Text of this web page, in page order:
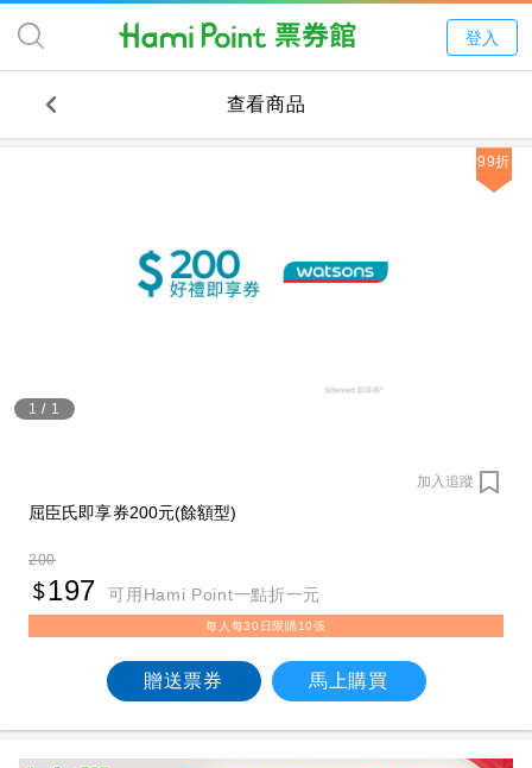
登入
查看商品
1 / 1
99折
加入追蹤
屈臣氏即享券200元(餘額型)
200
197 可用Hami Point一點折一元
每人每30日限購10張
贈送票券 馬上購買